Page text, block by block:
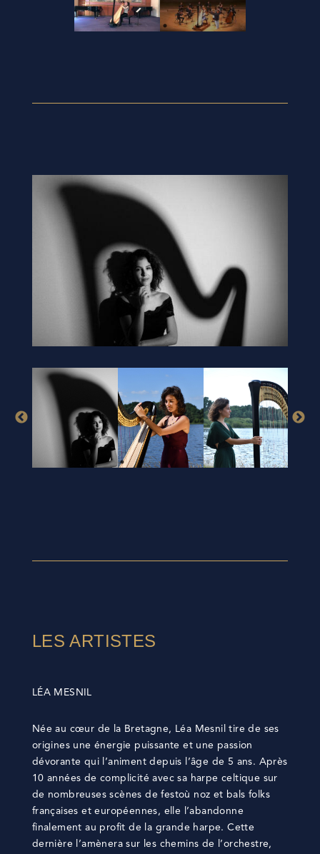
LES ARTISTES
LÉA MESNIL
Née au cœur de la Bretagne, Léa Mesnil tire de ses
origines une énergie puissante et une passion
dévorante qui l’animent depuis l’âge de 5 ans. Après
10 années de complicité avec sa harpe celtique sur
de nombreuses scènes de festoù noz et bals folks
françaises et européennes, elle l’abandonne
finalement au profit de la grande harpe. Cette
dernière l’amènera sur les chemins de l’orchestre,